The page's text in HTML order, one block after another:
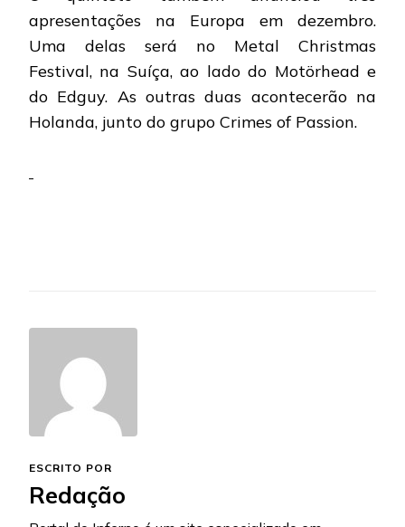
apresentações na Europa em dezembro.
Uma delas será no Metal Christmas
Festival, na Suíça, ao lado do Motörhead e
do Edguy. As outras duas acontecerão na
Holanda, junto do grupo Crimes of Passion.
ESCRITO POR
Redação